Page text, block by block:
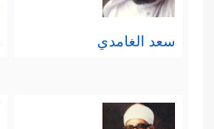
سعد الغامدي